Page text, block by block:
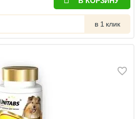
в 1 клик